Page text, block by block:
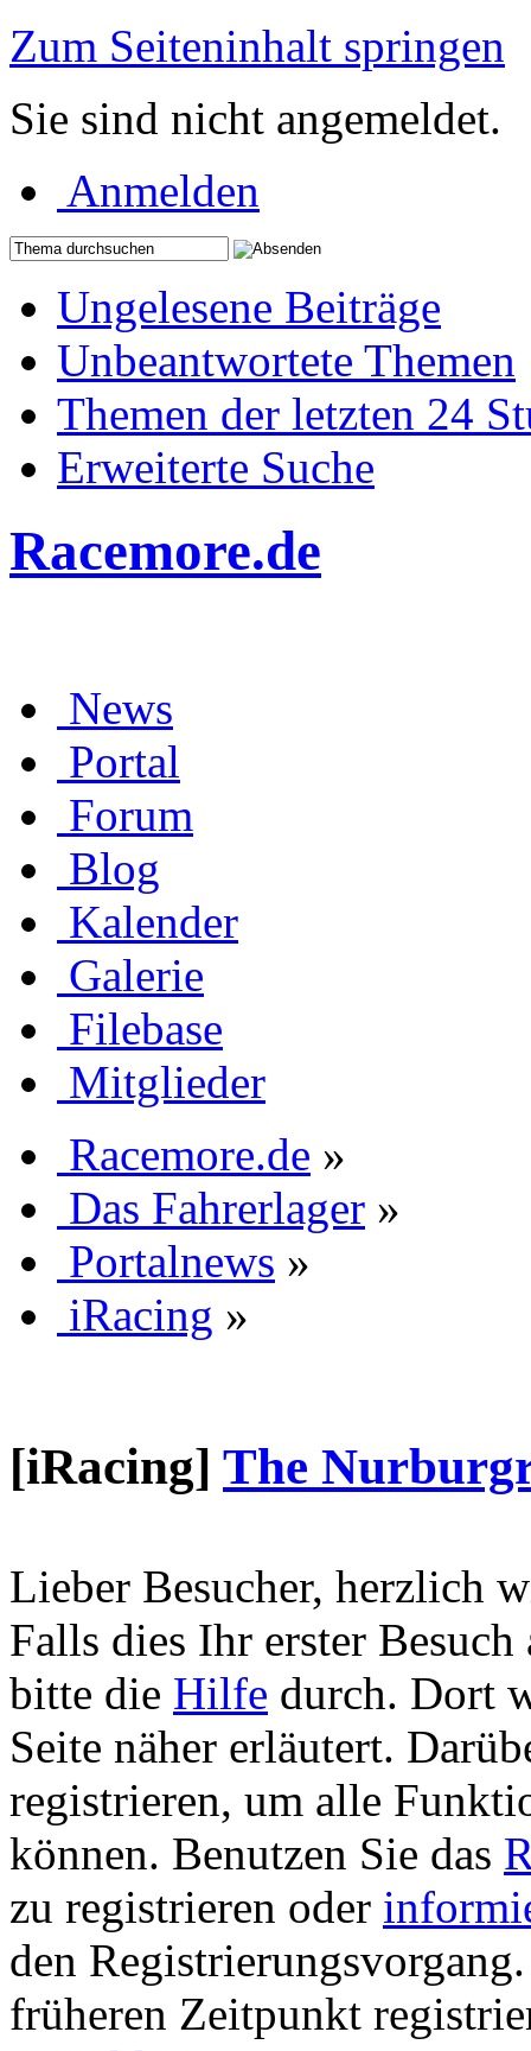
Zum Seiteninhalt springen
Sie sind nicht angemeldet.
Anmelden
Ungelesene Beiträge
Unbeantwortete Themen
Themen der letzten 24
Erweiterte Suche
Racemore.de
News
Portal
Forum
Blog
Kalender
Galerie
Filebase
Mitglieder
Racemore.de »
Das Fahrerlager »
Portalnews »
iRacing »
[iRacing] The
Lieber Besucher, herzlich
Falls dies Ihr erster
bitte die Hilfe durch. Dort
Seite näher erläutert.
registrieren, um alle
können. Benutzen Sie das
zu registrieren oder
den
früheren Zeitpunkt